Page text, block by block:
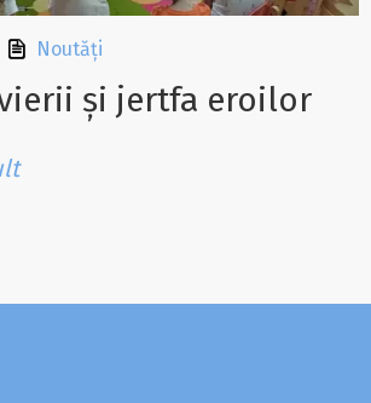
Noutăți
și jertfa eroilor